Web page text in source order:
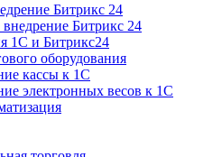
Битрикс 24
Битрикс 24
1С и Битрикс24
оборудования
кассы к 1С
электронных весов к 1С